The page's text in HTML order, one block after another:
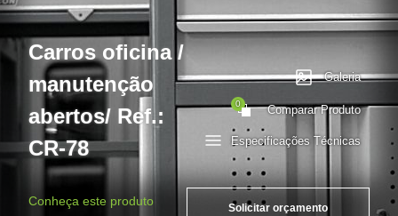
Carros oficina /
manutenção
abertos/ Ref.:
CR-78
Especificações Técnicas
Galeria
0 Comparar Produto
Conheça este produto Solicitar orçamento